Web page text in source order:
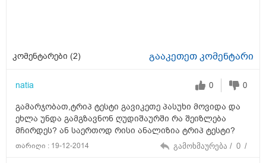
კომენტარები (2) გააკეთეთ კომენტარი
natia 0 0
გამარჯობათ,ტრიპ ტესტი გავიკეთე პასუხი მოვიდა და
ეხლა უნდა გამგზავნონ ღუდიშაურში რა შეიზლება
მჩირდეს? ან საერთოდ რისი ანალიზია ტრიპ ტესტი?
თარიღი : 19-12-2014 გამოხმაურება / 0 /